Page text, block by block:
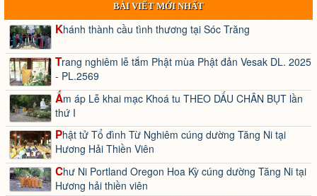
BÀI VIẾT MỚI NHẤT
Khánh thành cầu tình thương tại Sóc Trăng
Trang nghiêm lễ tắm Phật mùa Phật đản Vesak DL. 2025
- PL.2569
Ấm áp Lễ khai mạc Khoá tu THEO DẤU CHÂN BỤT lần
thứ I
Phật tử Tổ đình Từ Nghiêm cúng dường Tăng Ni tại
Hương Hải Thiền Viên
Chư Ni Portland Oregon Hoa Kỳ cúng dường Tăng Ni tại
Hương hải thiền viên